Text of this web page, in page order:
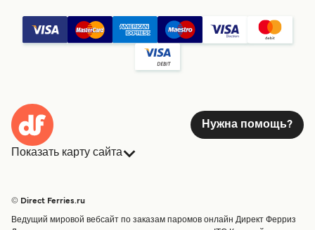
Нужна помощь?
Показать карту сайта
Страны
Обслуживание клиентов
© Direct Ferries.ru
Ведущий мировой вебсайт по заказам паромов онлайн Директ Ферриз